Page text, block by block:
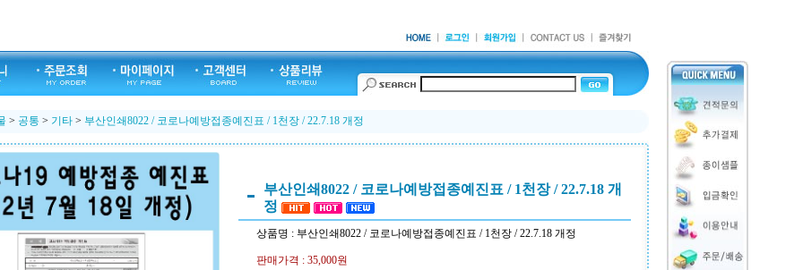
> 공통 > 기타 > 부산인쇄8022 / 코로나예방접종예진표 / 1천장 / 22.7.18 개정
부산인쇄8022 / 코로나예방접종예진표 / 1천장 / 22.7.18 개
정
상품명 : 부산인쇄8022 / 코로나예방접종예진표 / 1천장 / 22.7.18 개정
판매가격 : 35,000원